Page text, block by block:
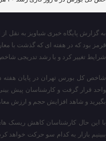
به گزارش پایگاه خبری شباویز به نقل
قرمز بود که در هفته ای که گذشت با
شرایط تغییر کرد و با رشد تدریجی
واحد قرار گرفت و کارشناسان پیش
بگیرید و شاهد افزایش حجم و ارزش
با این حال کارشناسان کاهش ریسک‌
ببینیم بازار به کدام سو حرکت خواهد